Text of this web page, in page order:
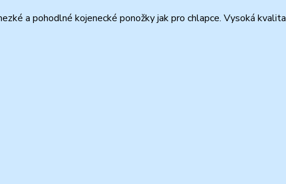
a pohodlné kojenecké ponožky jak pro chlapce. Vysoká kvalita